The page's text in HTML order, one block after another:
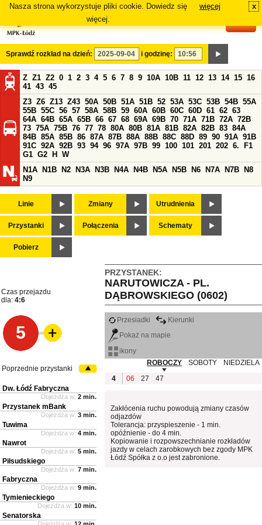
Nasza strona wykorzystuje pliki cookie. Dowiedz się
więcej.
więcej x
Sprawdź rozkład na dzień: i godzinę:
Z Z1 Z2 0 1 2 3 4 5 6 7 8 9 10A 10B 11 12 13 14 15 16
41 43 45
Z3 Z6 Z13 Z43 50A 50B 51A 51B 52 53A 53C 53B 54B 55A
55B 55C 56 57 58A 58B 59 60A 60B 60C 60D 61 62 63
64A 64B 65A 65B 66 67 68 69A 69B 70 71A 71B 72A 72B
73 75A 75B 76 77 78 80A 80B 81A 81B 82A 82B 83 84A
84B 85A 85B 86 87A 87B 88A 88B 88C 88D 89 90 91A 91B
91C 92A 92B 93 94 96 97A 97B 99 100 101 201 202 6.
F1
G1 G2 H
W
N1A
N1B N2 N3A N3B N4A N4B N5A N5B N6 N7A N7B
N8
N9
Linie Zmiany Utrudnienia
Przystanki Połączenia Schematy
Pobierz
PRZYSTANEK:
NARUTOWICZA - PL.
DĄBROWSKIEGO (0602)
Czas przejazdu
dla: 4:6
5
Przesiadki
Kierunki
Pokaż na mapie
ikony
ROBOCZY
SOBOTY
NIEDZIELA
4
06 27 47
Zakłócenia ruchu powodują zmiany czasów
odjazdów
Tolerancja: przyspieszenie - 1 min.
opóźnienie - do 4 min.
Kopiowanie i rozpowszechnianie rozkładów
jazdy w celach zarobkowych bez zgody MPK
Łódź Spółka z o.o jest zabronione.
Poprzednie przystanki
Dw. Łódź Fabryczna
Dojeżdża w: 2 min.
Przystanek mBank
Dojeżdża w: 3 min.
Tuwima
Dojeżdża w: 4 min.
Nawrot
Dojeżdża w: 5 min.
Piłsudskiego
Dojeżdża w: 7 min.
Fabryczna
Dojeżdża w: 9 min.
Tymienieckiego
Dojeżdża w: 10 min.
Senatorska